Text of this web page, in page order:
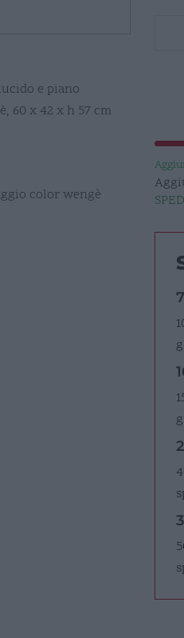
e piano
60 x 42 x h 57 cm
color wengè